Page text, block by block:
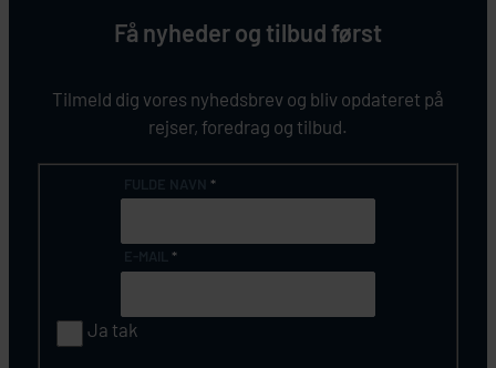
Få nyheder og tilbud først
Tilmeld dig vores nyhedsbrev og bliv opdateret på
rejser, foredrag og tilbud.
*
*
Ja tak